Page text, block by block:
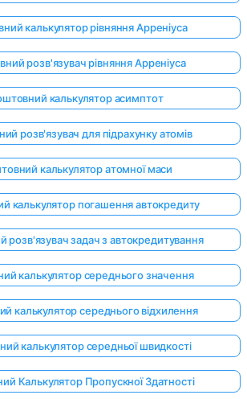
калькулятор рівняння Арреніуса
розв'язувач рівняння Арреніуса
калькулятор асимптот
розв'язувач для підрахунку атомів
калькулятор атомної маси
калькулятор погашення автокредиту
розв'язувач задач з автокредитування
калькулятор середнього значення
калькулятор середнього відхилення
калькулятор середньої швидкості
Калькулятор Пропускної Здатності